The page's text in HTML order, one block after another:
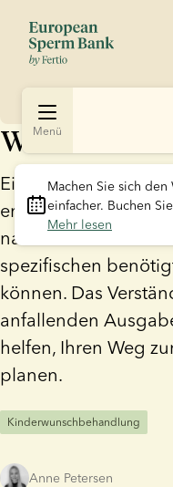
Menü
Machen Sie sich
Mehr lesen
Wie viel
Eine klare Übersicht
erhalten, ist nicht
nach
spezifischen
können. Das
anfallenden
helfen, Ihren Weg
planen.
Kinderwunschbehandlung
Anne Petersen